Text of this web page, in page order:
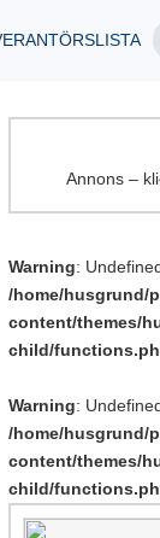
Annons –
Warning:
/home/husgrund/
content/themes/
child/
Warning:
/home/husgrund/
content/themes/
child/